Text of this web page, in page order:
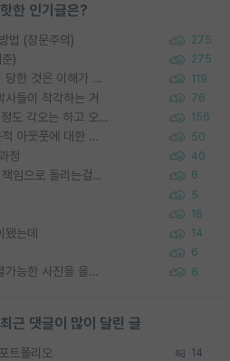
한 인기글은?
법 (장문주의) 275
) 275
대학원생들 교수에게 가스라이팅 당한 것은 이해가 갑니다. 안타깝네요. 119
들이 착각하는 거 76
석사입학예정생 분들! 제발 어느 정도 각오는 하고 오세요. 156
포스텍 억까에 대해 (동문의 학문적 아웃풋에 대한 반박) 50
정 40
왜 후배가 못하는걸 교수님은 내 책임으로 돌리는걸까요? 6
5
16
는데 14
6
정보보안 연구하는 입장에선 식별가능한 사진을 올리는건 비추이긴함 6
근 댓글이 많이 달린 글
트폴리오 14